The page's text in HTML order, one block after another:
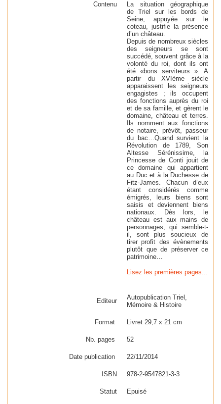
Contenu
La situation géographique
de Triel sur les bords de
Seine, appuyée sur le
coteau, justifie la présence
d’un château.
Depuis de nombreux siècles
des seigneurs se sont
succédé, souvent grâce à la
volonté du roi, dont ils ont
été «bons serviteurs ». A
partir du XVIème siècle
apparaissent les seigneurs
engagistes ; ils occupent
des fonctions auprès du roi
et de sa famille, et gèrent le
domaine, château et terres.
Ils nomment aux fonctions
de notaire, prévôt, passeur
du bac…Quand survient la
Révolution de 1789, Son
Altesse Sérénissime, la
Princesse de Conti jouit de
ce domaine qui appartient
au Duc et à la Duchesse de
Fitz-James. Chacun d’eux
étant considérés comme
émigrés, leurs biens sont
saisis et deviennent biens
nationaux. Dès lors, le
château est aux mains de
personnages, qui semble-t-
il, sont plus soucieux de
tirer profit des évènements
plutôt que de préserver ce
patrimoine…
Lisez les premières pages...
Editeur
Autopublication Triel,
Mémoire & Histoire
Format Livret 29,7 x 21 cm
Nb. pages 52
Date publication 22/11/2014
ISBN 978-2-9547821-3-3
Statut Epuisé